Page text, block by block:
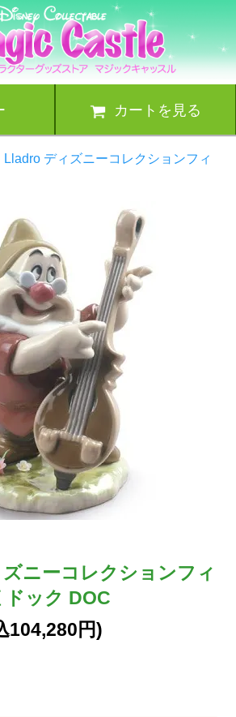
カートを見る
Lladro ディズニーコレクションフィ
ニーコレクションフィ
ドック DOC
104,280円)